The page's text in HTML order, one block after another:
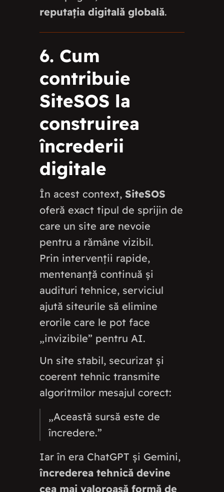
reputația digitală globală.
6. Cum
contribuie
SiteSOS la
construirea
încrederii
digitale
În acest context, SiteSOS
oferă exact tipul de sprijin de
care un site are nevoie
pentru a rămâne vizibil.
Prin intervenții rapide,
mentenanță continuă și
audituri tehnice, serviciul
ajută siteurile să elimine
erorile care le pot face
„invizibile” pentru AI.
Un site stabil, securizat și
coerent tehnic transmite
algoritmilor mesajul corect:
„Această sursă este de
încredere.”
Iar în era ChatGPT și Gemini,
încrederea tehnică devine
cea mai valoroasă formă de